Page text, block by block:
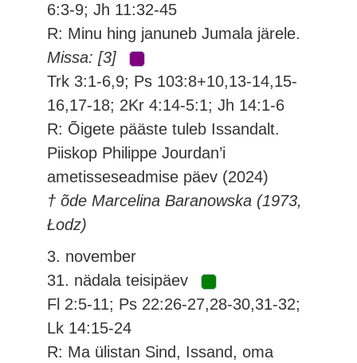
6:3-9; Jh 11:32-45
R: Minu hing januneb Jumala järele.
Missa: [3]
Trk 3:1-6,9; Ps 103:8+10,13-14,15-
16,17-18; 2Kr 4:14-5:1; Jh 14:1-6
R: Õigete pääste tuleb Issandalt.
Piiskop Philippe Jourdan’i
ametisseseadmise päev (2024)
† õde Marcelina Baranowska (1973,
Łodz)
3. november
31. nädala teisipäev
Fl 2:5-11; Ps 22:26-27,28-30,31-32;
Lk 14:15-24
R: Ma ülistan Sind, Issand, oma